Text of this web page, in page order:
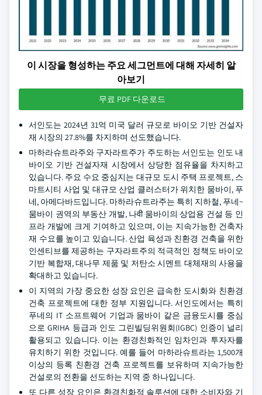
이 시장을 형성하는 주요 세그먼트에 대해 자세히 알
아보기
무료 PDF 다운로드
서인도는 2024년 31억 미국 달러 규모로 바이오 기반 건설자
재 시장의 27.8%를 차지하며 선도했습니다.
마하라슈트라주와 구자라트주가 주도하는 서인도는 인도 내
바이오 기반 건설자재 시장에서 상당한 점유율을 차지하고
있습니다. 주요 수요 중심지는 대규모 도시 주택 프로젝트, 스
마트시티 사업 및 대규모 산업 클러스터가 위치한 뭄바이, 푸
네, 아메다바드입니다. 마하라슈트라주는 특히 지하철, 푸네~
뭄바이 권역의 부동산 개발, 나वी 뭄바이의 상업용 건설 등 인
프라 개발에 크게 기여하고 있으며, 이는 지속가능한 건축자
재 수요를 높이고 있습니다. 산업 육성과 친환경 건축을 위한
인센티브를 제공하는 구자라트주의 적극적인 정책도 바이오
기반 복합재, 대나무 제품 및 저탄소 시멘트 대체재의 사용을
확대하고 있습니다.
이 지역의 가장 중요한 성장 요인은 급속한 도시화와 친환경
건축 프로젝트에 대한 정부 지원입니다. 서인도에서는 특히
푸네의 IT 소프트웨어 기업과 뭄바이 같은 금융도시를 중심
으로 GRIHA 등급과 인도 그린빌딩위원회(IGBC) 인증이 널리
활용되고 있습니다. 이는 환경친화적인 임차인과 투자자를
유치하기 위한 것입니다. 예를 들어 마하라슈트라는 1,500개
이상의 등록 친환경 건축 프로젝트를 보유하며 지속가능한
건설로의 전환을 선도하는 지역 중 하나입니다.
또 다른 성장 요인은 환경친화적 솔루션에 대한 소비자와 기